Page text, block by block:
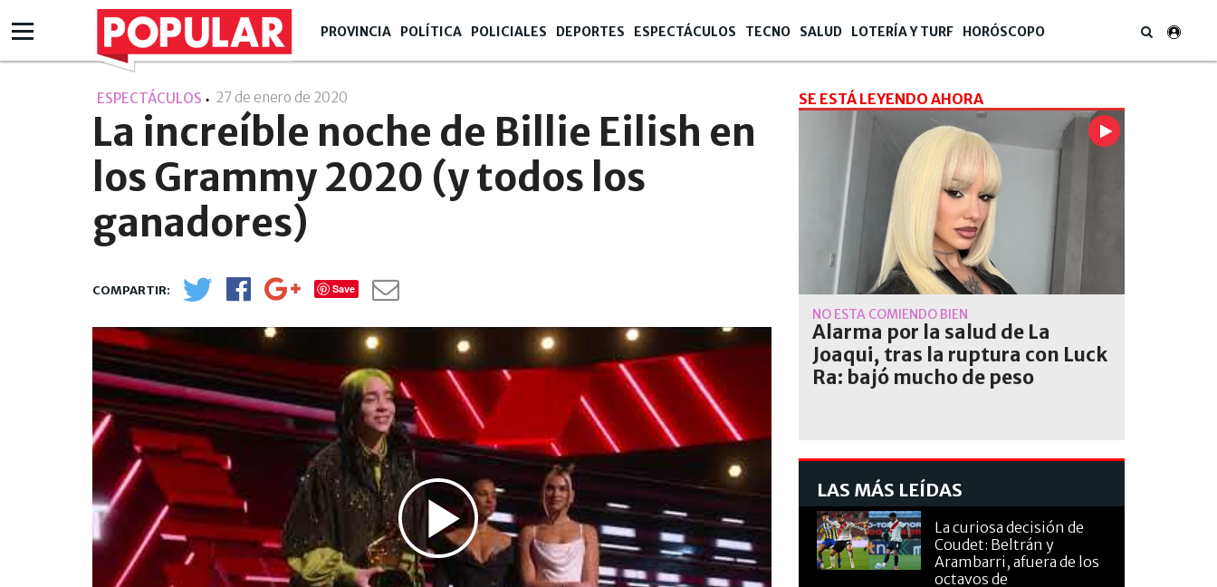
PROVINCIA POLÍTICA POLICIALES DEPORTES ESPECTÁCULOS TECNO SALUD LOTERÍA Y TURF HORÓSCOPO
ESPECTÁCULOS 27 de enero de 2020
La increíble noche de Billie Eilish en
los Grammy 2020 (y todos los
ganadores)
Save
Play
Video
SE ESTÁ LEYENDO AHORA
NO ESTÁ COMIENDO BIEN
Alarma por la salud de La
Joaqui, tras la ruptura con Luck
Ra: bajó mucho de peso
LAS MÁS LEÍDAS
La curiosa decisión de
Coudet: Beltrán y
Arambarri, afuera de los
octavos de